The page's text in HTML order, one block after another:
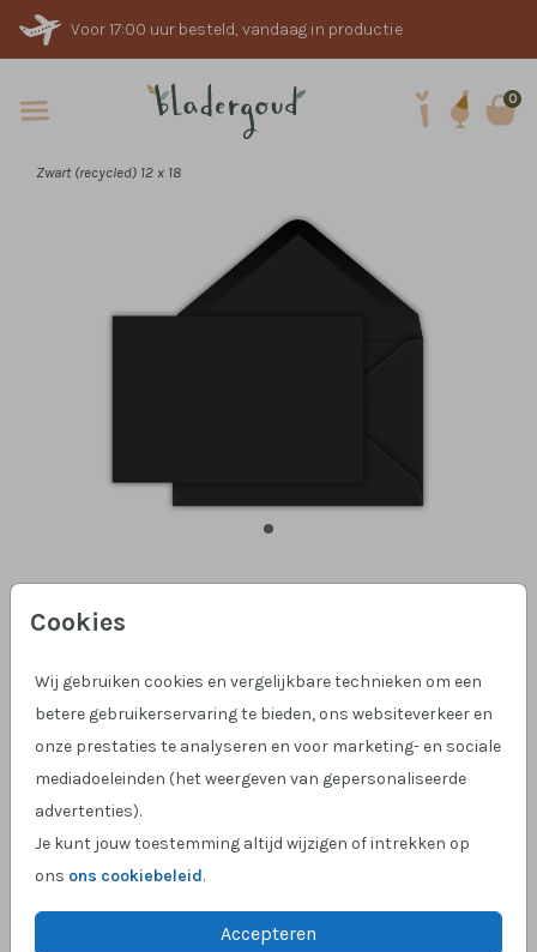
Voor 17:00 uur besteld, vandaag in productie
0
Cookies
Wij gebruiken cookies en vergelijkbare technieken om een
betere gebruikerservaring te bieden, ons websiteverkeer en
onze prestaties te analyseren en voor marketing- en sociale
mediadoeleinden (het weergeven van gepersonaliseerde
advertenties).
Je kunt jouw toestemming altijd wijzigen of intrekken op
ons ons cookiebeleid.
Accepteren
Zwart (recycled) 12 x 18
Zwart (recycled) 12 x 18
Aantal Prijs: € 0,45
Hulp nodig?
Klantcijfer 4,9 op Google!